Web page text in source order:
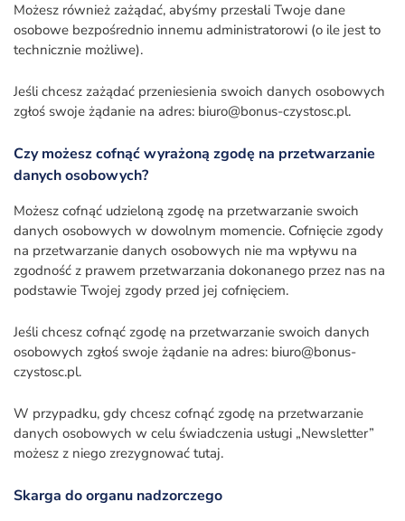
Możesz również zażądać, abyśmy przesłali Twoje dane
osobowe bezpośrednio innemu administratorowi (o ile jest to
technicznie możliwe).
Jeśli chcesz zażądać przeniesienia swoich danych osobowych
zgłoś swoje żądanie na adres: biuro@bonus-czystosc.pl.
Czy możesz cofnąć wyrażoną zgodę na przetwarzanie
danych osobowych?
Możesz cofnąć udzieloną zgodę na przetwarzanie swoich
danych osobowych w dowolnym momencie. Cofnięcie zgody
na przetwarzanie danych osobowych nie ma wpływu na
zgodność z prawem przetwarzania dokonanego przez nas na
podstawie Twojej zgody przed jej cofnięciem.
Jeśli chcesz cofnąć zgodę na przetwarzanie swoich danych
osobowych zgłoś swoje żądanie na adres: biuro@bonus-
czystosc.pl.
W przypadku, gdy chcesz cofnąć zgodę na przetwarzanie
danych osobowych w celu świadczenia usługi „Newsletter”
możesz z niego zrezygnować tutaj.
Skarga do organu nadzorczego